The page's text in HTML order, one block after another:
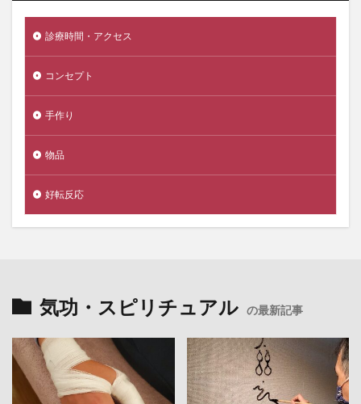
診療時間・アクセス
コンセプト
手作り
物品
好転反応
気功・スピリチュアル の最新記事